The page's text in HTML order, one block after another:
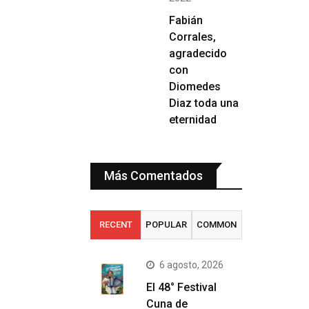
Fabián
Corrales,
agradecido
con
Diomedes
Diaz toda una
eternidad
Más Comentados
RECENT POPULAR COMMON
6 agosto, 2026
El 48° Festival
Cuna de